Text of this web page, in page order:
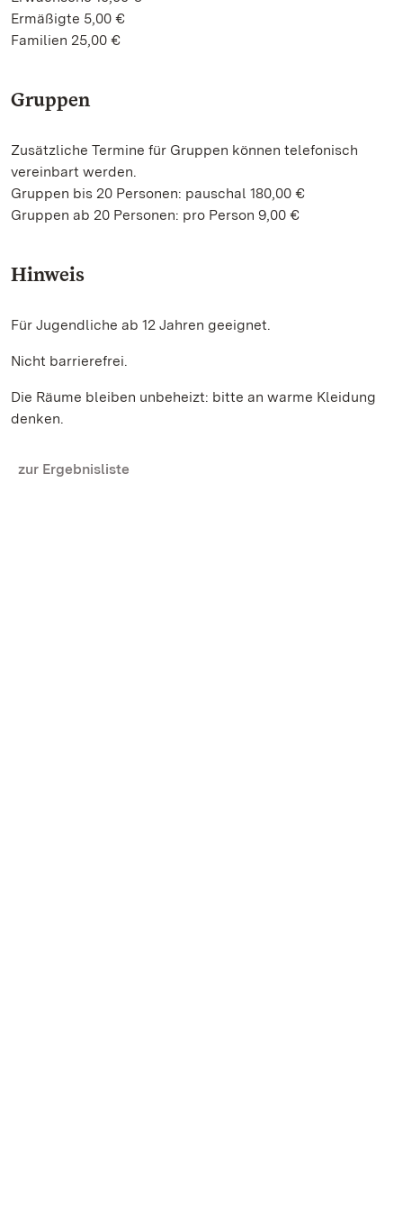
Ermäßigte 5,00 €
Familien 25,00 €
Gruppen
Zusätzliche Termine für Gruppen können telefonisch
vereinbart werden.
Gruppen bis 20 Personen: pauschal 180,00 €
Gruppen ab 20 Personen: pro Person 9,00 €
Hinweis
Für Jugendliche ab 12 Jahren geeignet.
Nicht barrierefrei.
Die Räume bleiben unbeheizt: bitte an warme Kleidung
denken.
zur Ergebnisliste